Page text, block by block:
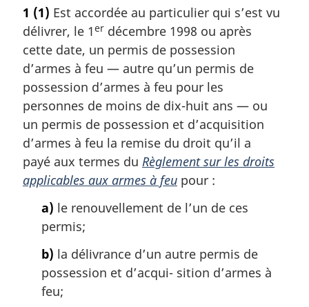
e
p
a
g
e
r
à
r
é
f
é
r
e
n
c
1 (1) Est accordée au particulier qui s’est vu
délivrer, le 1er décembre 1998 ou après
cette date, un permis de possession
d’armes à feu — autre qu’un permis de
possession d’armes à feu pour les
personnes de moins de dix-huit ans — ou
un permis de possession et d’acquisition
d’armes à feu la remise du droit qu’il a
payé aux termes du Règlement sur les droits
applicables aux armes à feu pour :
a) le renouvellement de l’un de ces
permis;
b) la délivrance d’un autre permis de
possession et d’acqui- sition d’armes à
feu;